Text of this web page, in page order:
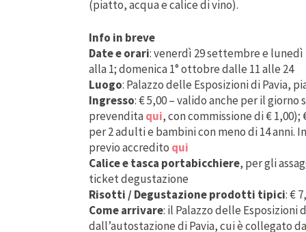
(piatto, acqua e calice di vino).
Info in breve
Date e orari: venerdì 29 settembre e
alla 1; domenica 1° ottobre dalle 11 alle 24
Luogo: Palazzo delle Esposizioni di Pavia,
Ingresso: € 5,00 – valido anche per il
prevenditaqui, con commissione di €
per 2 adulti e bambini con meno di 14
previo accredito qui
Calice e tasca portabicchiere, per gli
ticket degustazione
Risotti / Degustazione prodotti tipici: €
Come arrivare: il Palazzo delle Esposizioni
dall’autostazione di Pavia, cui è collegato